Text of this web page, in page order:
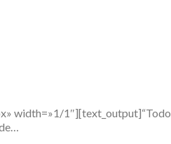
1″][text_output]“Todo